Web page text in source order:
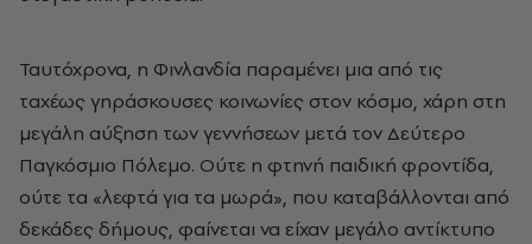
Ταυτόχρονα, η Φινλανδία παραμένει μια από τις
ταχέως γηράσκουσες κοινωνίες στον κόσμο, χάρη στη
μεγάλη αύξηση των γεννήσεων μετά τον Δεύτερο
Παγκόσμιο Πόλεμο. Ούτε η φτηνή παιδική φροντίδα,
ούτε τα «λεφτά για τα μωρά», που καταβάλλονται από
δεκάδες δήμους, φαίνεται να είχαν μεγάλο αντίκτυπο